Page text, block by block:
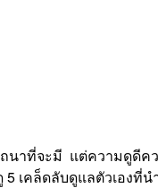
าที่จะมี แต่ความดูดีค
คล็ดลับดูแลตัวเองที่น